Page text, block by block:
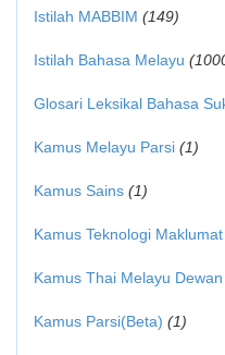
Istilah MABBIM (149)
Istilah Bahasa Melayu
Glosari Leksikal Bahasa
Kamus Melayu Parsi (1)
Kamus Sains (1)
Kamus Teknologi Maklumat
Kamus Thai Melayu Dewan
Kamus Parsi(Beta) (1)